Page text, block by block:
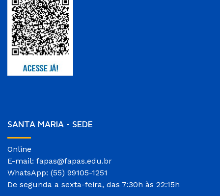
SANTA MARIA - SEDE
Online
E-mail: fapas@fapas.edu.br
WhatsApp: (55) 99105-1251
De segunda a sexta-feira, das 7:30h às 22:15h